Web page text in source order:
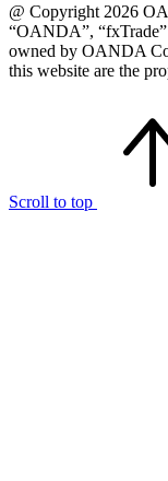
@ Copyright 2026
“OANDA”,
owned by OANDA
this website are the
Scroll to top